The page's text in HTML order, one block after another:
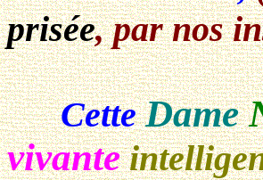
prisée, par nos
CetteDame
vivante